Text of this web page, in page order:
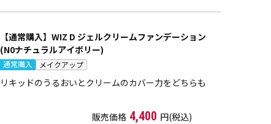
【通常購入】WIZ D ジェルクリームファンデーション
(N0ナチュラルアイボリー)
通常購入 メイクアップ
リキッドのうるおいとクリームのカバー力をどちらも
販売価格 4,400 円(税込)